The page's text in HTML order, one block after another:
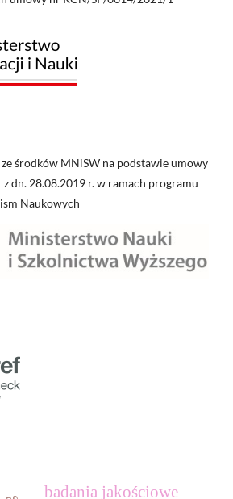
środków MNiSW na podstawie umowy
dn. 28.08.2019 r. w ramach programu
Naukowych
badania jakościowe